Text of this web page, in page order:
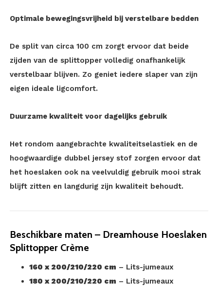
Optimale bewegingsvrijheid bij verstelbare bedden
De split van circa 100 cm zorgt ervoor dat beide
zijden van de splittopper volledig onafhankelijk
verstelbaar blijven. Zo geniet iedere slaper van zijn
eigen ideale ligcomfort.
Duurzame kwaliteit voor dagelijks gebruik
Het rondom aangebrachte kwaliteitselastiek en de
hoogwaardige dubbel jersey stof zorgen ervoor dat
het hoeslaken ook na veelvuldig gebruik mooi strak
blijft zitten en langdurig zijn kwaliteit behoudt.
Beschikbare maten – Dreamhouse Hoeslaken
Splittopper Crème
160 x 200/210/220 cm – Lits-jumeaux
180 x 200/210/220 cm – Lits-jumeaux